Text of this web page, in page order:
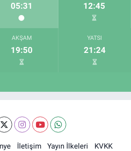
05:31 12:45
AKŞAM
19:50
YATSI
21:24
İletişim Yayın İlkeleri
KVKK